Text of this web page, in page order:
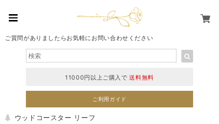
ご質問がありましたらお気軽にお問い合わせください
11000円以上ご購入で送料無料
ご利用ガイド
ウッドコースター リーフ